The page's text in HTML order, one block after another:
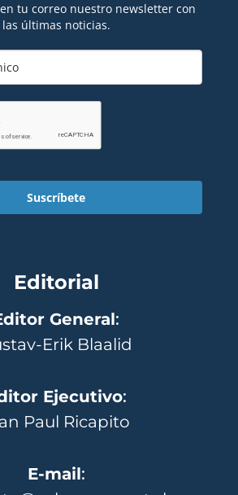
tu correo nuestro newsletter con
las últimas noticias.
Suscríbete
Editorial
General:
Erik Blaalid
Ejecutivo:
Paul Ricapito
E-mail: